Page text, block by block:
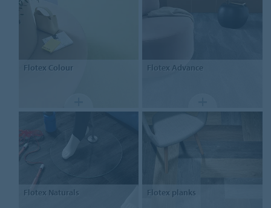
Flotex Colour Flotex Advance
Flotex Naturals Flotex planks